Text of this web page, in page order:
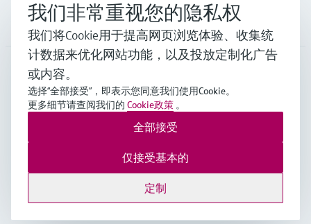
公司
CHN•中文
Endress+Hauser Group Services AG ©版权所有
数据保护通用条款与条件规范及营业执照
沪ICP备18006034号沪公网安备 31011202012364号
我们非常重视您的隐私权
我们将Cookie用于提高网页浏览体验、收集统
计数据来优化网站功能，以及投放定制化广告
或内容。
选择“全部接受”，即表示您同意我们使用Cookie。
更多细节请查阅我们的 Cookie政策 。
定制
仅接受基本的
全部接受